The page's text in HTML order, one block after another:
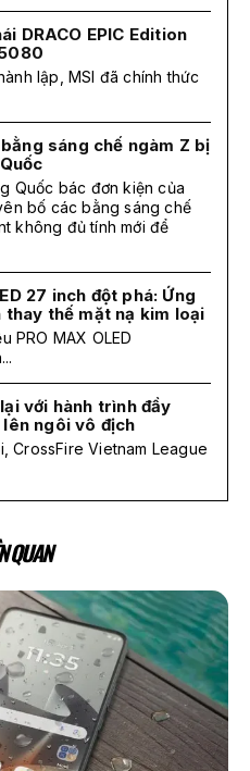
DRACO EPIC Edition
lập, MSI đã chính thức
sáng chế ngàm Z bị
Quốc bác đơn kiện của
bố các bằng sáng chế
không đủ tính mới để
27 inch đột phá: Ứng
thay thế mặt nạ kim loại
PRO MAX OLED
với hành trình đầy
ngôi vô địch
CrossFire Vietnam League
QUAN